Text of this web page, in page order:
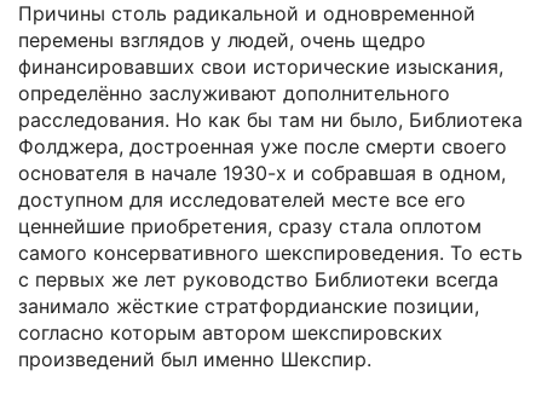
Причины столь радикальной и одновременной
перемены взглядов у людей, очень щедро
финансировавших свои исторические изыскания,
определённо заслуживают дополнительного
расследования. Но как бы там ни было, Библиотека
Фолджера, достроенная уже после смерти своего
основателя в начале 1930-х и собравшая в одном,
доступном для исследователей месте все его
ценнейшие приобретения, сразу стала оплотом
самого консервативного шекспироведения. То есть
с первых же лет руководство Библиотеки всегда
занимало жёсткие стратфордианские позиции,
согласно которым автором шекспировских
произведений был именно Шекспир.